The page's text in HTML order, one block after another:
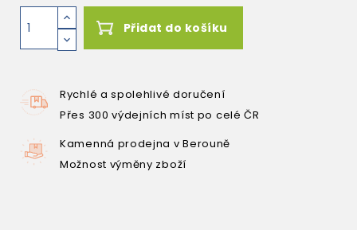
Přidat do košíku
Rychlé a spolehlivé doručení
Přes 300 výdejních míst po celé ČR
Kamenná prodejna v Berouně
Možnost výměny zboží